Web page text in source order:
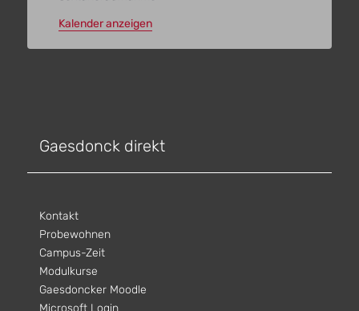
Kalender anzeigen
Gaesdonck direkt
Kontakt
Probewohnen
Campus-Zeit
Modulkurse
Gaesdoncker Moodle
Microsoft Login